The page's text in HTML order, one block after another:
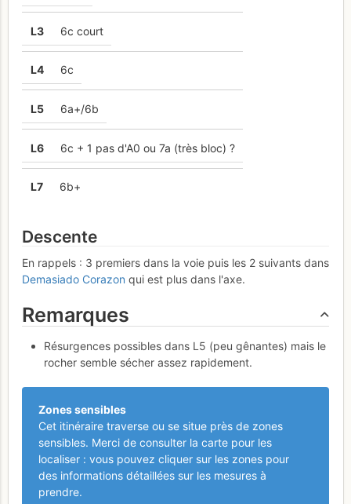
L3 6c court
L4 6c
L5 6a+/6b
L6 6c + 1 pas d'A0 ou 7a (très bloc) ?
L7 6b+
Descente
En rappels : 3 premiers dans la voie puis les 2 suivants dans
Demasiado Corazon qui est plus dans l'axe.
Remarques
Résurgences possibles dans L5 (peu gênantes) mais le
rocher semble sécher assez rapidement.
Zones sensibles
Cet itinéraire traverse ou se situe près de zones
sensibles. Merci de consulter la carte pour les
localiser : vous pouvez cliquer sur les zones pour
des informations détaillées sur les mesures à
prendre.